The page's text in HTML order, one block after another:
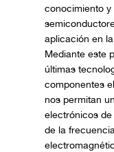
conocimiento y
aplicación en
Mediante este
últimas
componentes
nos permitan
electrónicos
de la